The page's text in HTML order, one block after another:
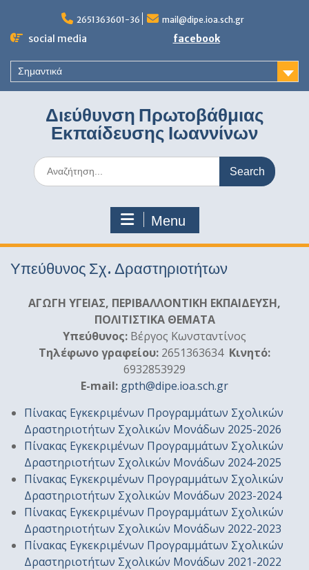
content
2651363601-36 mail@dipe.ioa.sch.gr
social media facebook
Σημαντικά
Διεύθυνση Πρωτοβάθμιας
Εκπαίδευσης Ιωαννίνων
Search
for:
Menu
Υπεύθυνος Σχ. Δραστηριοτήτων
ΑΓΩΓΗ ΥΓΕΙΑΣ, ΠΕΡΙΒΑΛΛΟΝΤΙΚΗ ΕΚΠΑΙΔΕΥΣΗ,
ΠΟΛΙΤΙΣΤΙΚΑ ΘΕΜΑΤΑ
Υπεύθυνoς: Βέργος Κωνσταντίνος
Τηλέφωνο γραφείου: 2651363634 Κινητό:
6932853929
E-mail: gpth@dipe.ioa.sch.gr
Πίνακας Εγκεκριμένων Προγραμμάτων Σχολικών
Δραστηριοτήτων Σχολικών Μονάδων 2025-2026
Πίνακας Εγκεκριμένων Προγραμμάτων Σχολικών
Δραστηριοτήτων Σχολικών Μονάδων 2024-2025
Πίνακας Εγκεκριμένων Προγραμμάτων Σχολικών
Δραστηριοτήτων Σχολικών Μονάδων 2023-2024
Πίνακας Εγκεκριμένων Προγραμμάτων Σχολικών
Δραστηριοτήτων Σχολικών Μονάδων 2022-2023
Πίνακας Εγκεκριμένων Προγραμμάτων Σχολικών
Δραστηριοτήτων Σχολικών Μονάδων 2021-2022